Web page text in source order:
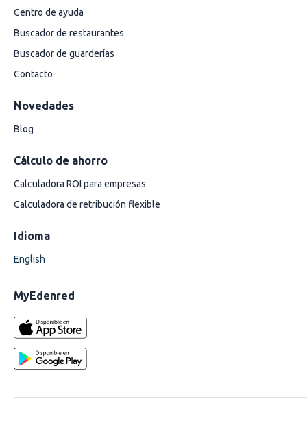
Centro de ayuda
Buscador de restaurantes
Buscador de guarderías
Contacto
Novedades
Blog
Cálculo de ahorro
Calculadora ROI para empresas
Calculadora de retribución flexible
Idioma
English
MyEdenred